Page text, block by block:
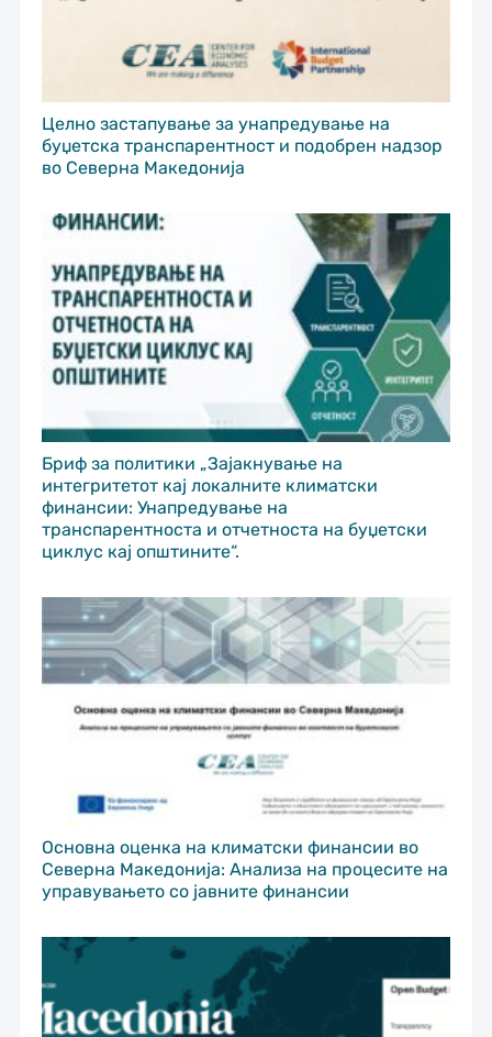
Целно застапување за унапредување на
буџетска транспарентност и подобрен надзор
во Северна Македонија
Бриф за политики „Зајакнување на
интегритетот кај локалните климатски
финансии: Унапредување на
транспарентноста и отчетноста на буџетски
циклус кај општините“.
Основна оценка на климатски финансии во
Северна Македонија: Анализа на процесите на
управувањето со јавните финансии